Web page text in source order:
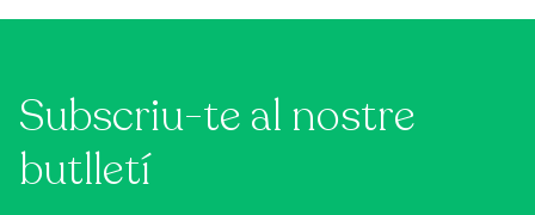
Subscriu-te al nostre
butlletí